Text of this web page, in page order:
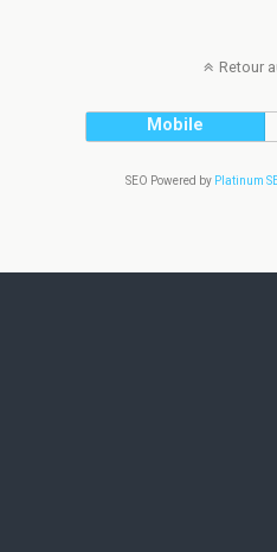
Retour
Mobile
SEO Powered by Platinum